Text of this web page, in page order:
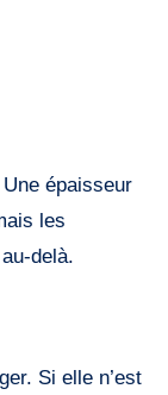
épaisseur
les
delà.
Si elle n’est